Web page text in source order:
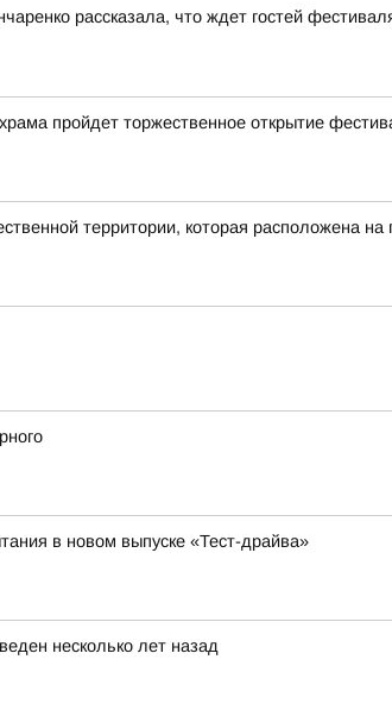
рассказала, что ждет гостей
пройдет торжественное открытие
территории, которая расположена
в новом выпуске «Тест-драйва»
несколько лет назад